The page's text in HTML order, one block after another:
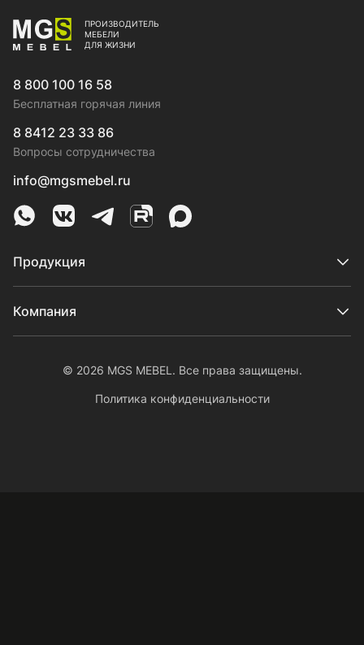
ПРОИЗВОДИТЕЛЬ
МЕБЕЛИ
ДЛЯ ЖИЗНИ
8 800 100 16 58
Бесплатная горячая линия
8 8412 23 33 86
Вопросы сотрудничества
info@mgsmebel.ru
MGS Mebel в Whatsapp
MGS Mebel в VK
MGS Mebel в Telegram
MGS Mebel на Rutube
MGS Mebel на MAX
Продукция
Компания
© 2026 MGS MEBEL. Все права защищены.
Политика конфиденциальности